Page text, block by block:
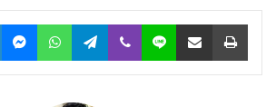
LinkedInMessengerWhatsAppTelegram
Viber Line Share via Email Print